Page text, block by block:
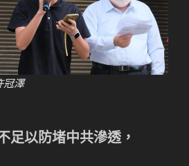
冠澤
足以防堵中共滲透，